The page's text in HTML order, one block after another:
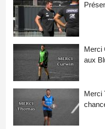
Merci
aux
Merci